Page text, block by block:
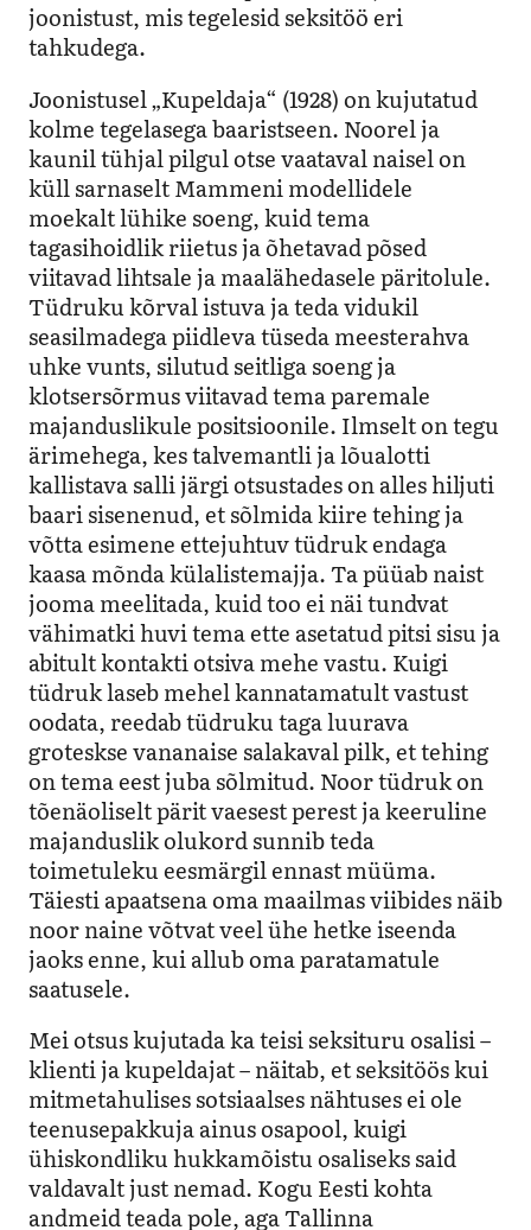
joonistust, mis tegelesid seksitöö eri
tahkudega.
Joonistusel „Kupeldaja“ (1928) on kujutatud
kolme tegelasega baaristseen. Noorel ja
kaunil tühjal pilgul otse vaataval naisel on
küll sarnaselt Mammeni modellidele
moekalt lühike soeng, kuid tema
tagasihoidlik riietus ja õhetavad põsed
viitavad lihtsale ja maalähedasele päritolule.
Tüdruku kõrval istuva ja teda vidukil
seasilmadega piidleva tüseda meesterahva
uhke vunts, silutud seitliga soeng ja
klotsersõrmus viitavad tema paremale
majanduslikule positsioonile. Ilmselt on tegu
ärimehega, kes talvemantli ja lõualotti
kallistava salli järgi otsustades on alles hiljuti
baari sisenenud, et sõlmida kiire tehing ja
võtta esimene ettejuhtuv tüdruk endaga
kaasa mõnda külalistemajja. Ta püüab naist
jooma meelitada, kuid too ei näi tundvat
vähimatki huvi tema ette asetatud pitsi sisu ja
abitult kontakti otsiva mehe vastu. Kuigi
tüdruk laseb mehel kannatamatult vastust
oodata, reedab tüdruku taga luurava
groteskse vananaise salakaval pilk, et tehing
on tema eest juba sõlmitud. Noor tüdruk on
tõenäoliselt pärit vaesest perest ja keeruline
majanduslik olukord sunnib teda
toimetuleku eesmärgil ennast müüma.
Täiesti apaatsena oma maailmas viibides näib
noor naine võtvat veel ühe hetke iseenda
jaoks enne, kui allub oma paratamatule
saatusele.
Mei otsus kujutada ka teisi seksituru osalisi –
klienti ja kupeldajat – näitab, et seksitöös kui
mitmetahulises sotsiaalses nähtuses ei ole
teenusepakkuja ainus osapool, kuigi
ühiskondliku hukkamõistu osaliseks said
valdavalt just nemad. Kogu Eesti kohta
andmeid teada pole, aga Tallinna